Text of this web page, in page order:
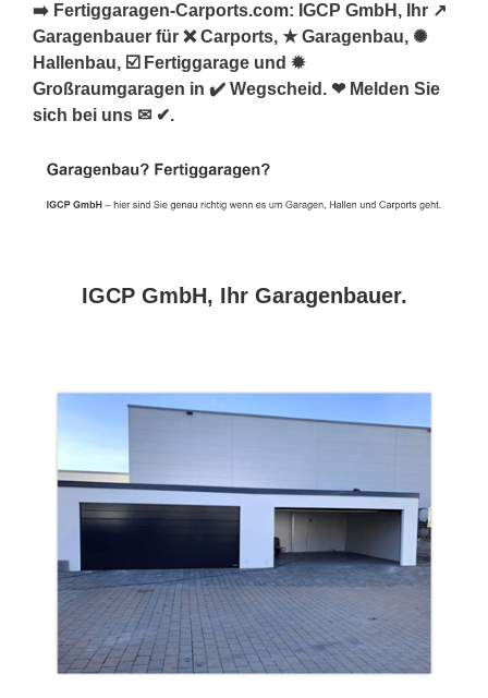
➡️ Fertiggaragen-Carports.com: IGCP GmbH, Ihr ↗️
Garagenbauer für ❌ Carports, ★ Garagenbau, ✺
Hallenbau, ☑️ Fertiggarage und ✹
Großraumgaragen in ✔️ Wegscheid. ❤ Melden Sie
sich bei uns ✉ ✔.
IGCP GmbH, Ihr Garagenbauer.